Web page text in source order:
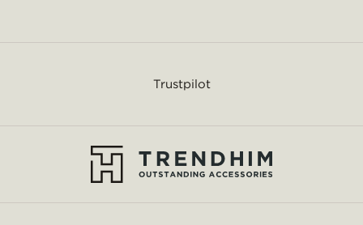
Trustpilot